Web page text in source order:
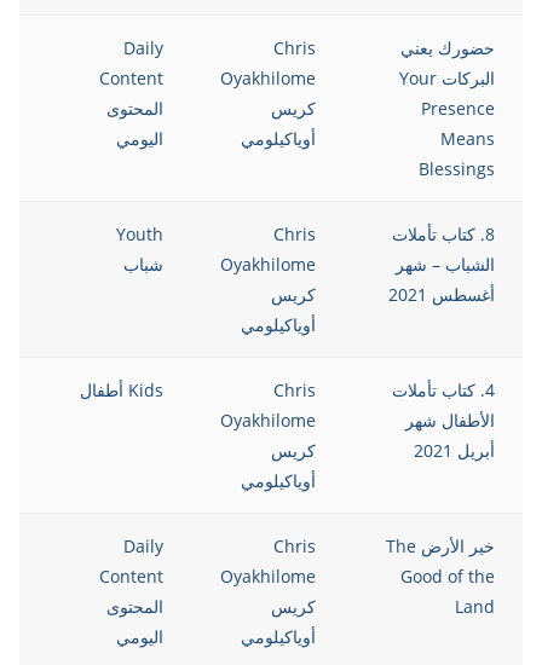
حضورك يعني
البركات Your
Presence
Means
Blessings
Chris
Oyakhilome
كريس
أوياكيلومي
Daily
Content
المحتوى
اليومي
8. كتاب تأملات
الشباب – شهر
أغسطس 2021
Chris
Oyakhilome
كريس
أوياكيلومي
Youth
شباب
4. كتاب تأملات
الأطفال شهر
أبريل 2021
Chris
Oyakhilome
كريس
أوياكيلومي
Kids أطفال
خير الأرض The
Good of the
Land
Chris
Oyakhilome
كريس
أوياكيلومي
Daily
Content
المحتوى
اليومي